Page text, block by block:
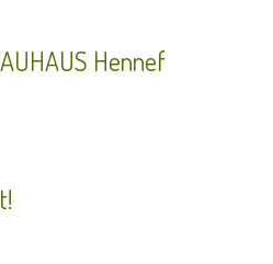
Hennef